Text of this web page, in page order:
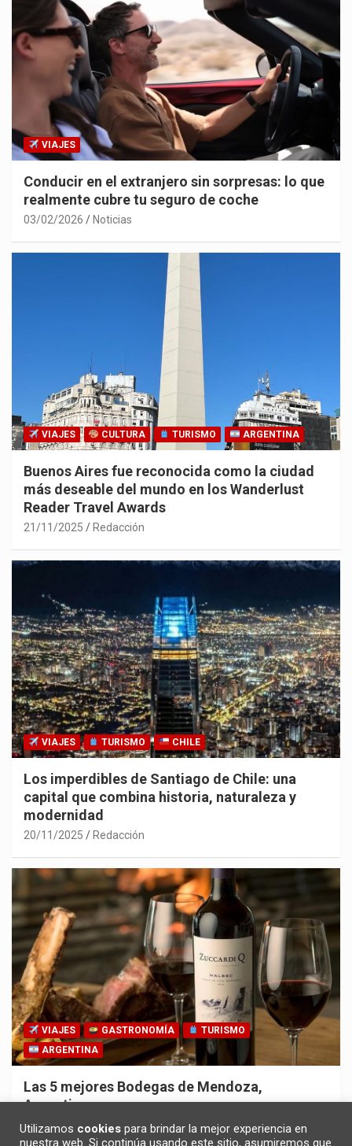
VIAJES
Conducir en el extranjero sin sorpresas: lo que
realmente cubre tu seguro de coche
03/02/2026 Noticias
VIAJES CULTURA TURISMO ARGENTINA
Buenos Aires fue reconocida como la ciudad
más deseable del mundo en los Wanderlust
Reader Travel Awards
21/11/2025 Redacción
VIAJES TURISMO CHILE
Los imperdibles de Santiago de Chile: una
capital que combina historia, naturaleza y
modernidad
20/11/2025 Redacción
VIAJES GASTRONOMÍA
TURISMO
ARGENTINA
Las 5 mejores Bodegas de Mendoza,
Argentina
30/10/2025 Redacción
Utilizamos cookies para brindar la mejor experiencia en
nuestra web. Si continúa usando este sitio, asumiremos que